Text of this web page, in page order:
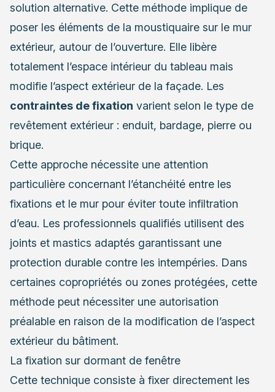
solution alternative. Cette méthode implique de
poser les éléments de la moustiquaire sur le mur
extérieur, autour de l’ouverture. Elle libère
totalement l’espace intérieur du tableau mais
modifie l’aspect extérieur de la façade. Les
contraintes de fixation varient selon le type de
revêtement extérieur : enduit, bardage, pierre ou
brique.
Cette approche nécessite une attention
particulière concernant l’étanchéité entre les
fixations et le mur pour éviter toute infiltration
d’eau. Les professionnels qualifiés utilisent des
joints et mastics adaptés garantissant une
protection durable contre les intempéries. Dans
certaines copropriétés ou zones protégées, cette
méthode peut nécessiter une autorisation
préalable en raison de la modification de l’aspect
extérieur du bâtiment.
La fixation sur dormant de fenêtre
Cette technique consiste à fixer directement les